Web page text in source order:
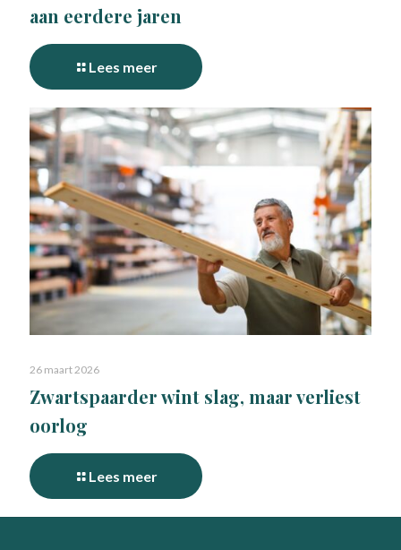
aan eerdere jaren
Lees meer
26 maart 2026
Zwartspaarder wint slag, maar verliest
oorlog
Lees meer